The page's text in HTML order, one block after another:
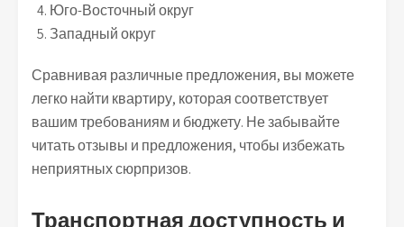
Юго-Восточный округ
Западный округ
Сравнивая различные предложения, вы можете
легко найти квартиру, которая соответствует
вашим требованиям и бюджету. Не забывайте
читать отзывы и предложения, чтобы избежать
неприятных сюрпризов.
Транспортная доступность и